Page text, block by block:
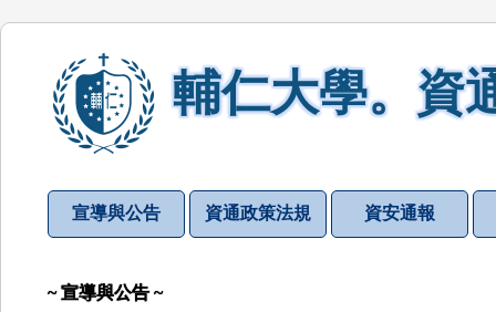
輔仁大學。資
宣導與公告 資通政策法規 資安通報
~ 宣導與公告 ~